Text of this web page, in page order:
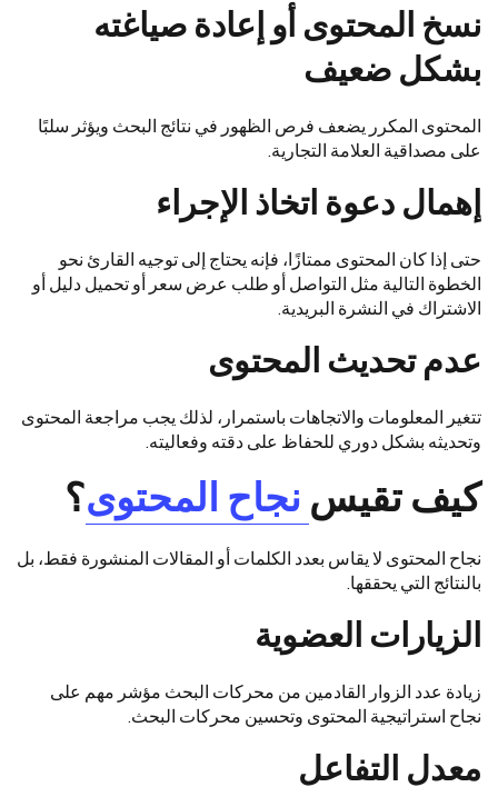
نسخ المحتوى أو إعادة صياغته
بشكل ضعيف
المحتوى المكرر يضعف فرص الظهور في نتائج البحث ويؤثر سلبًا
على مصداقية العلامة التجارية.
إهمال دعوة اتخاذ الإجراء
حتى إذا كان المحتوى ممتازًا، فإنه يحتاج إلى توجيه القارئ نحو
الخطوة التالية مثل التواصل أو طلب عرض سعر أو تحميل دليل أو
الاشتراك في النشرة البريدية.
عدم تحديث المحتوى
تتغير المعلومات والاتجاهات باستمرار، لذلك يجب مراجعة المحتوى
وتحديثه بشكل دوري للحفاظ على دقته وفعاليته.
كيف تقيس نجاح المحتوى؟
نجاح المحتوى لا يقاس بعدد الكلمات أو المقالات المنشورة فقط، بل
بالنتائج التي يحققها.
الزيارات العضوية
زيادة عدد الزوار القادمين من محركات البحث مؤشر مهم على
نجاح استراتيجية المحتوى وتحسين محركات البحث.
معدل التفاعل